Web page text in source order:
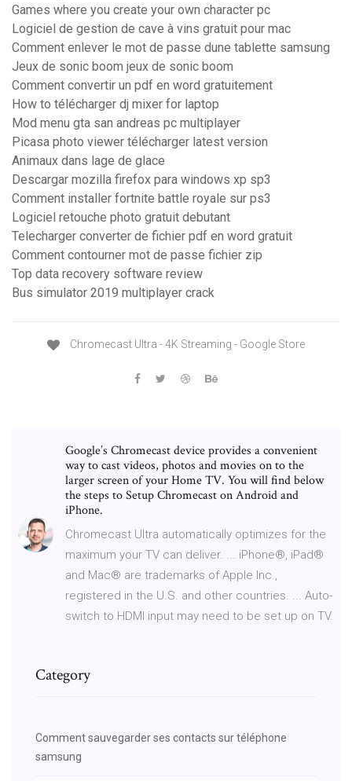
Games where you create your own character pc
Logiciel de gestion de cave à vins gratuit pour mac
Comment enlever le mot de passe dune tablette samsung
Jeux de sonic boom jeux de sonic boom
Comment convertir un pdf en word gratuitement
How to télécharger dj mixer for laptop
Mod menu gta san andreas pc multiplayer
Picasa photo viewer télécharger latest version
Animaux dans lage de glace
Descargar mozilla firefox para windows xp sp3
Comment installer fortnite battle royale sur ps3
Logiciel retouche photo gratuit debutant
Telecharger converter de fichier pdf en word gratuit
Comment contourner mot de passe fichier zip
Top data recovery software review
Bus simulator 2019 multiplayer crack
Chromecast Ultra - 4K Streaming - Google Store
Google’s Chromecast device provides a convenient
way to cast videos, photos and movies on to the
larger screen of your Home TV. You will find below
the steps to Setup Chromecast on Android and
iPhone.
Chromecast Ultra automatically optimizes for the
maximum your TV can deliver. ... iPhone®, iPad®
and Mac® are trademarks of Apple Inc.,
registered in the U.S. and other countries. ... Auto-
switch to HDMI input may need to be set up on TV.
Category
Comment sauvegarder ses contacts sur téléphone
samsung